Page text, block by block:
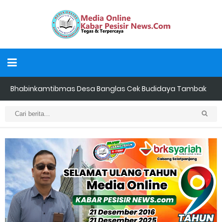
Bhabinkamtibmas Desa Banglas Cek Budidaya Tambak
Udang Warga, Diperkirakan 60.000 Ekor
Tiga Orang Putra Terbaik Desa Alah air Maju Bacalon Kades
Alah air Kecamatan Tebing tinggi Berjalan lancar
LAMR Kepulauan Meranti dan Bawaslu Bakal Laksanakan Kerja
Sama Menyambut Pemilu 2029